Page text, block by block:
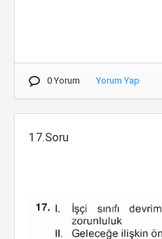
0 Yorum Yorum Yap
17.Soru